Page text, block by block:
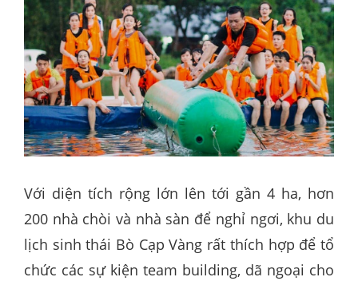
Với diện tích rộng lớn lên tới gần 4 ha, hơn
200 nhà chòi và nhà sàn để nghỉ ngơi, khu du
lịch sinh thái Bò Cạp Vàng rất thích hợp để tổ
chức các sự kiện team building, dã ngoại cho